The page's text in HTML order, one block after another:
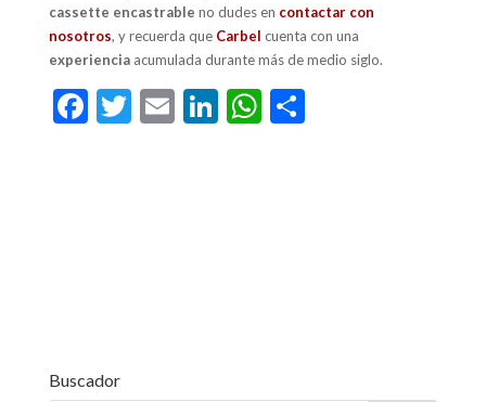
cassette encastrable no dudes en contactar con
nosotros, y recuerda que Carbel cuenta con una
experiencia acumulada durante más de medio siglo.
F T E Li WC
Buscador